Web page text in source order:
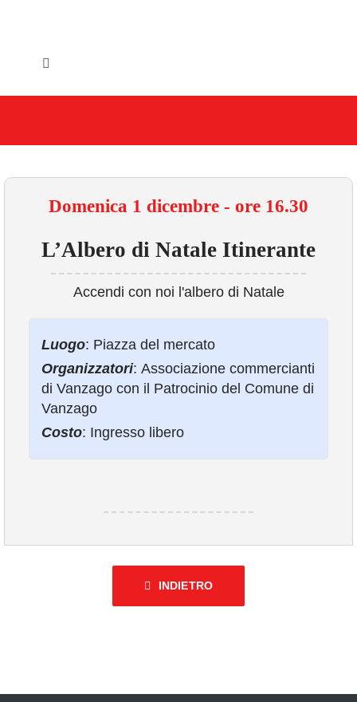
Toggle
IL COMUNE
COMUNICAZIONE
Domenica 1 dicembre - ore 16.30
L’Albero di Natale Itinerante
Accendi con noi l'albero di Natale
Luogo: Piazza del mercato
Organizzatori: Associazione commercianti
di Vanzago con il Patrocinio del Comune di
Vanzago
Costo: Ingresso libero
INDIETRO